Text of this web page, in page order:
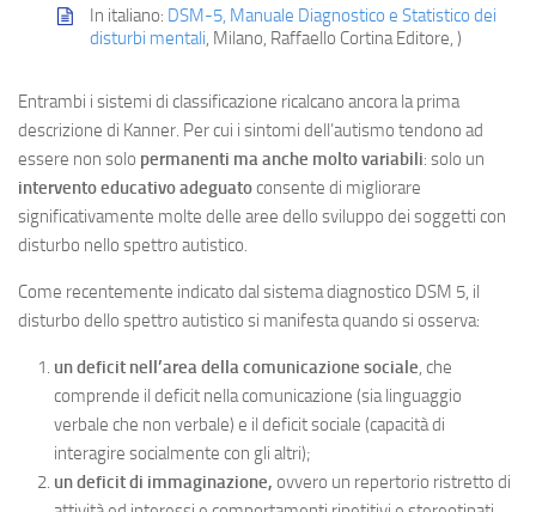
In italiano: DSM-5, Manuale Diagnostico e Statistico dei
disturbi mentali, Milano, Raffaello Cortina Editore, )
Entrambi i sistemi di classificazione ricalcano ancora la prima
descrizione di Kanner. Per cui i sintomi dell’autismo tendono ad
essere non solo permanenti ma anche molto variabili: solo un
intervento educativo adeguatoconsente di migliorare
significativamente molte delle aree dello sviluppo dei soggetti con
disturbo nello spettro autistico.
Come recentemente indicato dal sistema diagnostico DSM 5, il
disturbo dello spettro autistico si manifesta quando si osserva:
un deficit nell’area della comunicazione sociale , che
comprende il deficit nella comunicazione (sia linguaggio
verbale che non verbale) e il deficit sociale (capacità di
interagire socialmente con gli altri);
undeficit di immaginazione, ovvero un repertorio ristretto di